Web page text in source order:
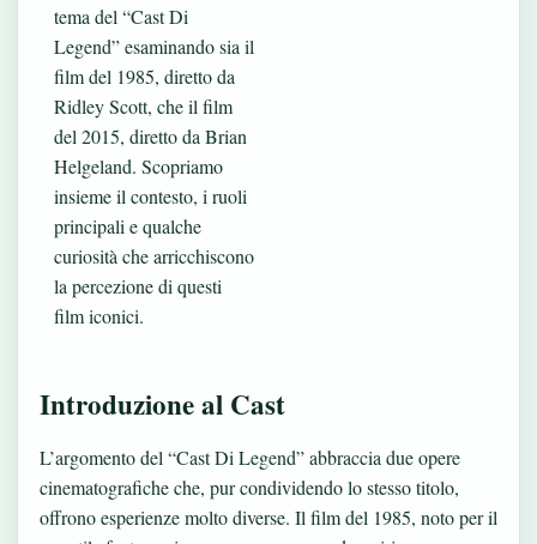
tema del “Cast Di
Legend” esaminando sia il
film del 1985, diretto da
Ridley Scott, che il film
del 2015, diretto da Brian
Helgeland. Scopriamo
insieme il contesto, i ruoli
principali e qualche
curiosità che arricchiscono
la percezione di questi
film iconici.
Introduzione al Cast
L’argomento del “Cast Di Legend” abbraccia due opere
cinematografiche che, pur condividendo lo stesso titolo,
offrono esperienze molto diverse. Il film del 1985, noto per il